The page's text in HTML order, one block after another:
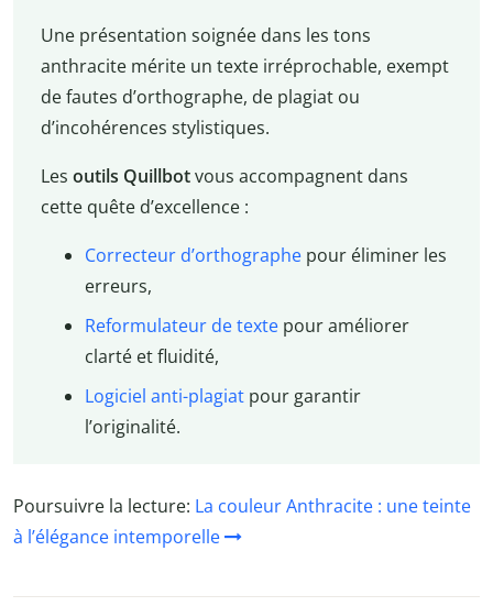
Une présentation soignée dans les tons
anthracite mérite un texte irréprochable, exempt
de fautes d’orthographe, de plagiat ou
d’incohérences stylistiques.
Les outils Quillbotvous accompagnent dans
cette quête d’excellence :
Correcteur d’orthographepour éliminer les
erreurs,
Reformulateur de textepour améliorer
clarté et fluidité,
Logiciel anti-plagiatpour garantir
l’originalité.
Poursuivre la lecture: La couleur Anthracite : une teinte
à l’élégance intemporelle